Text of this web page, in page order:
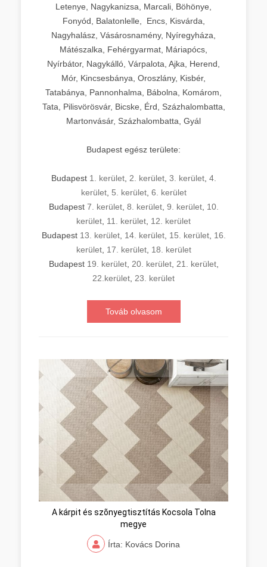
Letenye, Nagykanizsa, Marcali, Böhönye,
Fonyód, Balatonlelle, Encs, Kisvárda,
Nagyhalász, Vásárosnamény, Nyíregyháza,
Mátészalka, Fehérgyarmat, Máriapócs,
Nyírbátor, Nagykálló, Várpalota, Ajka, Herend,
Mór, Kincsesbánya, Oroszlány, Kisbér,
Tatabánya, Pannonhalma, Bábolna, Komárom,
Tata, Pilisvörösvár, Bicske, Érd, Százhalombatta,
Martonvásár, Százhalombatta, Gyál
Budapest egész területe:
Budapest 1. kerület, 2. kerület, 3. kerület, 4.
kerület, 5. kerület, 6. kerület
Budapest 7. kerület, 8. kerület, 9. kerület, 10.
kerület 11. kerület 12. kerület
Budapest 13. kerület, 14. kerület, 15. kerület, 16.
kerület, 17. kerület, 18. kerület
Budapest 19. kerület, 20. kerület, 21. kerület,
22.kerület 23. kerület
Továb olvasom
A kárpit és szõnyegtisztítás Kocsola Tolna
megye
Írta: Kovács Dorina